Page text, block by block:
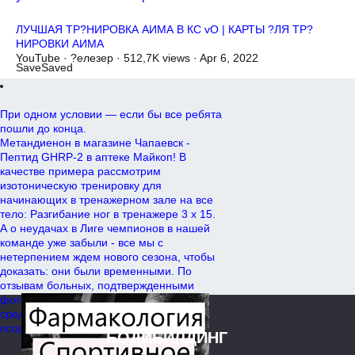
ЛУЧШАЯ ТР?НИРОВКА АИМА В КС vО | КАРТЫ ?ЛЯ ТР?
НИРОВКИ АИМА
YouTube · ?елезер · 512,7K views · Apr 6, 2022
SaveSaved
При одном условии — если бы все ребята
пошли до конца.
Метандиенон в магазине Чапаевск -
Пептид GHRP-2 в аптеке Майкоп! В
качестве примера рассмотрим
изотоническую тренировку для
начинающих в тренажерном зале на все
тело: Разгибание ног в тренажере 3 х 15.
А о неудачах в Лиге чемпионов в нашей
команде уже забыли - все мы с
нетерпением ждем нового сезона, чтобы
доказать: они были временными. По
отзывам больных, подтвержденными
фото, мазь считается эффективным
средством, помогающим устранить
псориаз.
БОДИБИЛДИНГ